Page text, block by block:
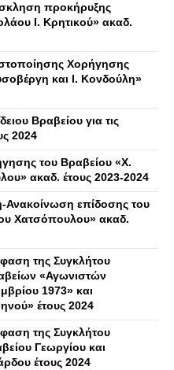
προκήρυξης
Ι. Κρητικού» ακαδ.
Χορήγησης
και Ι. Κονδούλη»
Βραβείου για τις
2024
του Βραβείου «Χ.
ακαδ. έτους 2023-2024
επίδοσης του
Χατσόπουλου» ακαδ.
της Συγκλήτου
«Αγωνιστών
1973» και
έτους 2024
της Συγκλήτου
Γεωργίου και
έτους 2024